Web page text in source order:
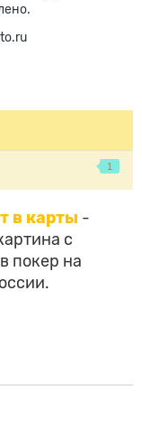
1
в карты -
с
покер на